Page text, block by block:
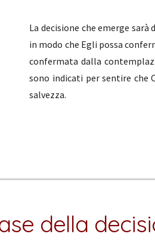
La decisione che emerge
in modo che Egli possa
confermata dalla
sono indicati per sentire che
salvezza.
della